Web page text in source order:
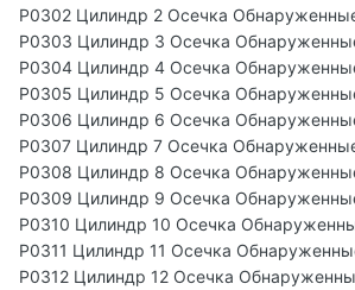
P0302 Цилиндр 2 Осечка
P0303 Цилиндр 3 Осечка
P0304 Цилиндр 4 Осечка
P0305 Цилиндр 5 Осечка
P0306 Цилиндр 6 Осечка
P0307 Цилиндр 7 Осечка
P0308 Цилиндр 8 Осечка
P0309 Цилиндр 9 Осечка
P0310 Цилиндр 10 Осечка
P0311 Цилиндр 11 Осечка
P0312 Цилиндр 12 Осечка